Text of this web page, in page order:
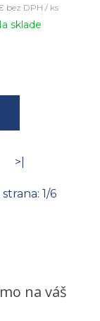
bez DPH / ks
sklade
>|
1/6
na váš